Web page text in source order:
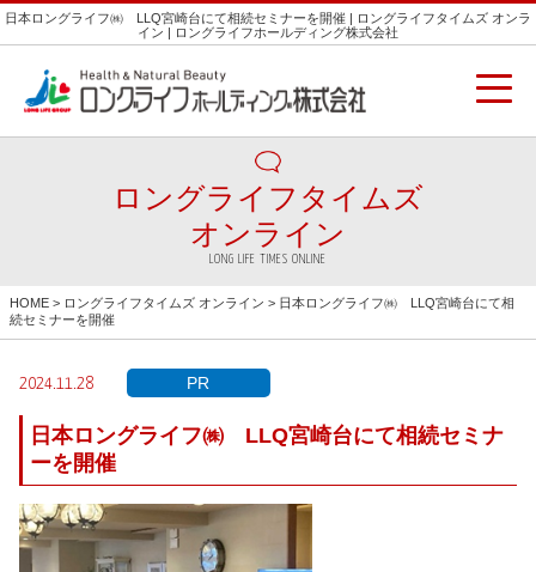
日本ロングライフ㈱ LLQ宮崎台にて相続セミナーを開催 | ロングライフタイムズ オンラ
イン | ロングライフホールディング株式会社
ロングライフタイムズ
オンライン
LONG LIFE TIMES ONLINE
HOME > ロングライフタイムズ オンライン > 日本ロングライフ㈱ LLQ宮崎台にて相
続セミナーを開催
2024.11.28 PR
日本ロングライフ㈱ LLQ宮崎台にて相続セミナ
ーを開催